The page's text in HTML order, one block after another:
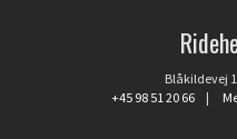
Blåkildevej
+45 98 51 20 66|